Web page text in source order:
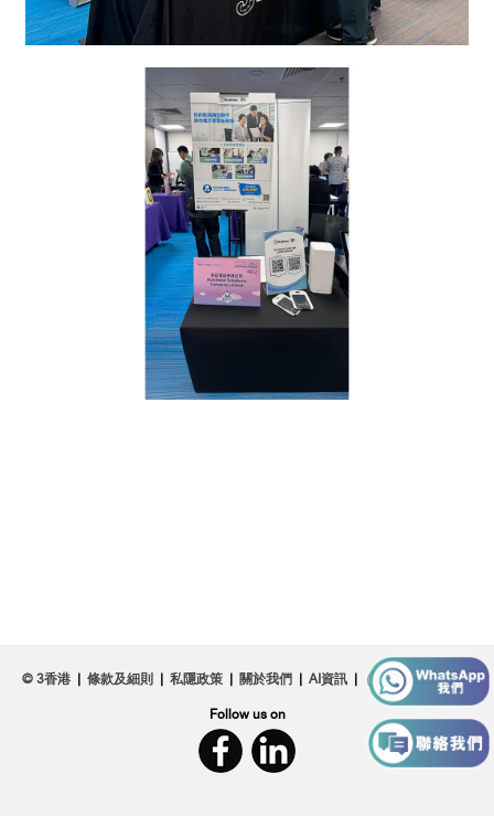
© 3香港| 條款及細則 私隱政策| 關於我們 AI資訊|
Follow us on